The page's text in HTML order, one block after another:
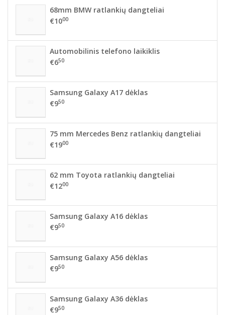
68mm BMW ratlankių dangteliai
€1000
Automobilinis telefono laikiklis
€650
Samsung Galaxy A17 dėklas
€950
75 mm Mercedes Benz ratlankių dangteliai
€1900
62 mm Toyota ratlankių dangteliai
€1200
Samsung Galaxy A16 dėklas
€950
Samsung Galaxy A56 dėklas
€950
Samsung Galaxy A36 dėklas
€950